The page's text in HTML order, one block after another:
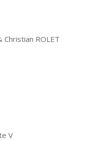
Christian ROLET
V